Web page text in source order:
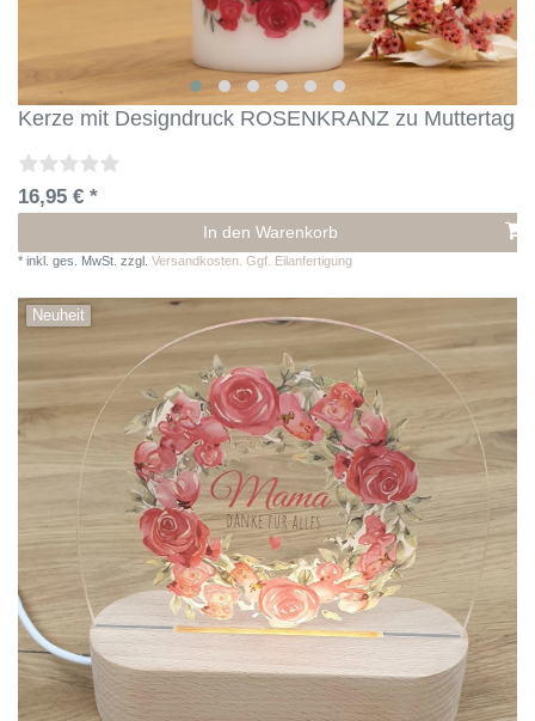
Kerze mit Designdruck ROSENKRANZ zu Muttertag
16,95 € *
In den Warenkorb
* inkl. ges. MwSt. zzgl. Versandkosten. Ggf. Eilanfertigung
Neuheit